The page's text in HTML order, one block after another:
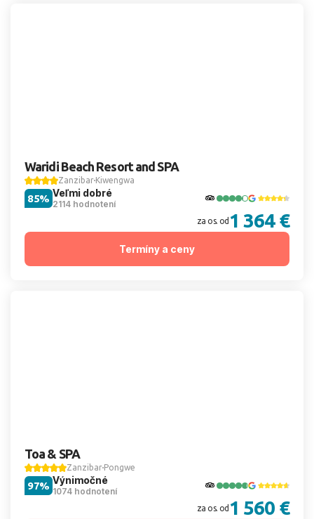
Waridi Beach Resort and SPA
Zanzibar Kiwengwa
Veľmi dobré
2114 hodnotení
85%
za os. od 1 364 €
Termíny a ceny
Toa & SPA
Zanzibar Pongwe
Výnimočné
1074 hodnotení
97%
za os. od 1 560 €